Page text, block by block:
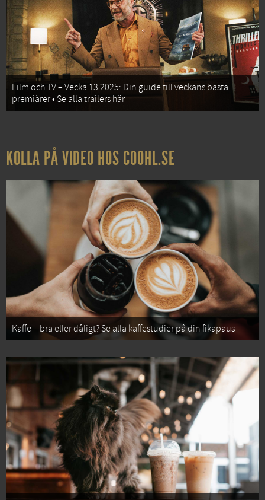
Film och TV – Vecka 13 2025: Din guide till veckans bästa
premiärer • Se alla trailers här
KOLLA PÅ VIDEO HOS COOHL.SE
Kaffe – bra eller dåligt? Se alla kaffestudier på din fikapaus